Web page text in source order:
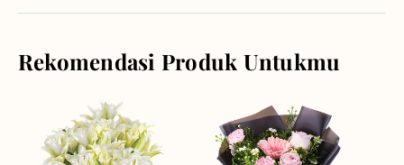
Rekomendasi Produk Untukmu
Delight